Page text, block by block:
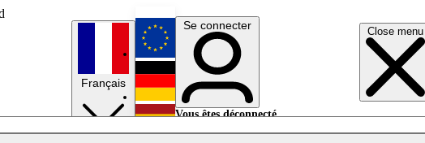
Close menu
Français
English
Deutsch
Se connecter
Vous êtes déconnecté.